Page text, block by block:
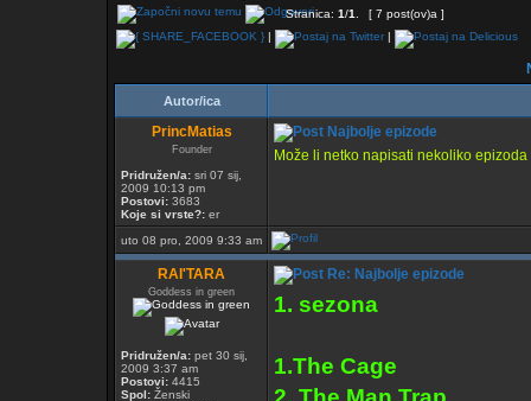
Stranica: 1/1
[ 7 post(ov)a ]
|
|
Autor/ica
PrincMatias
Founder
Pridružen/a: sri 07 sij,
2009 10:13 pm
Postovi: 3683
Koje si vrste?: er
Najbolje epizode
Može li netko napisati nekoliko
uto 08 pro, 2009 9:33 am
RAI'TARA
Goddess in green
Pridružen/a: pet 30 sij,
2009 3:37 am
Postovi: 4415
Spol: Ženski
Re: Najbolje epizode
1. sezona
1.The Cage